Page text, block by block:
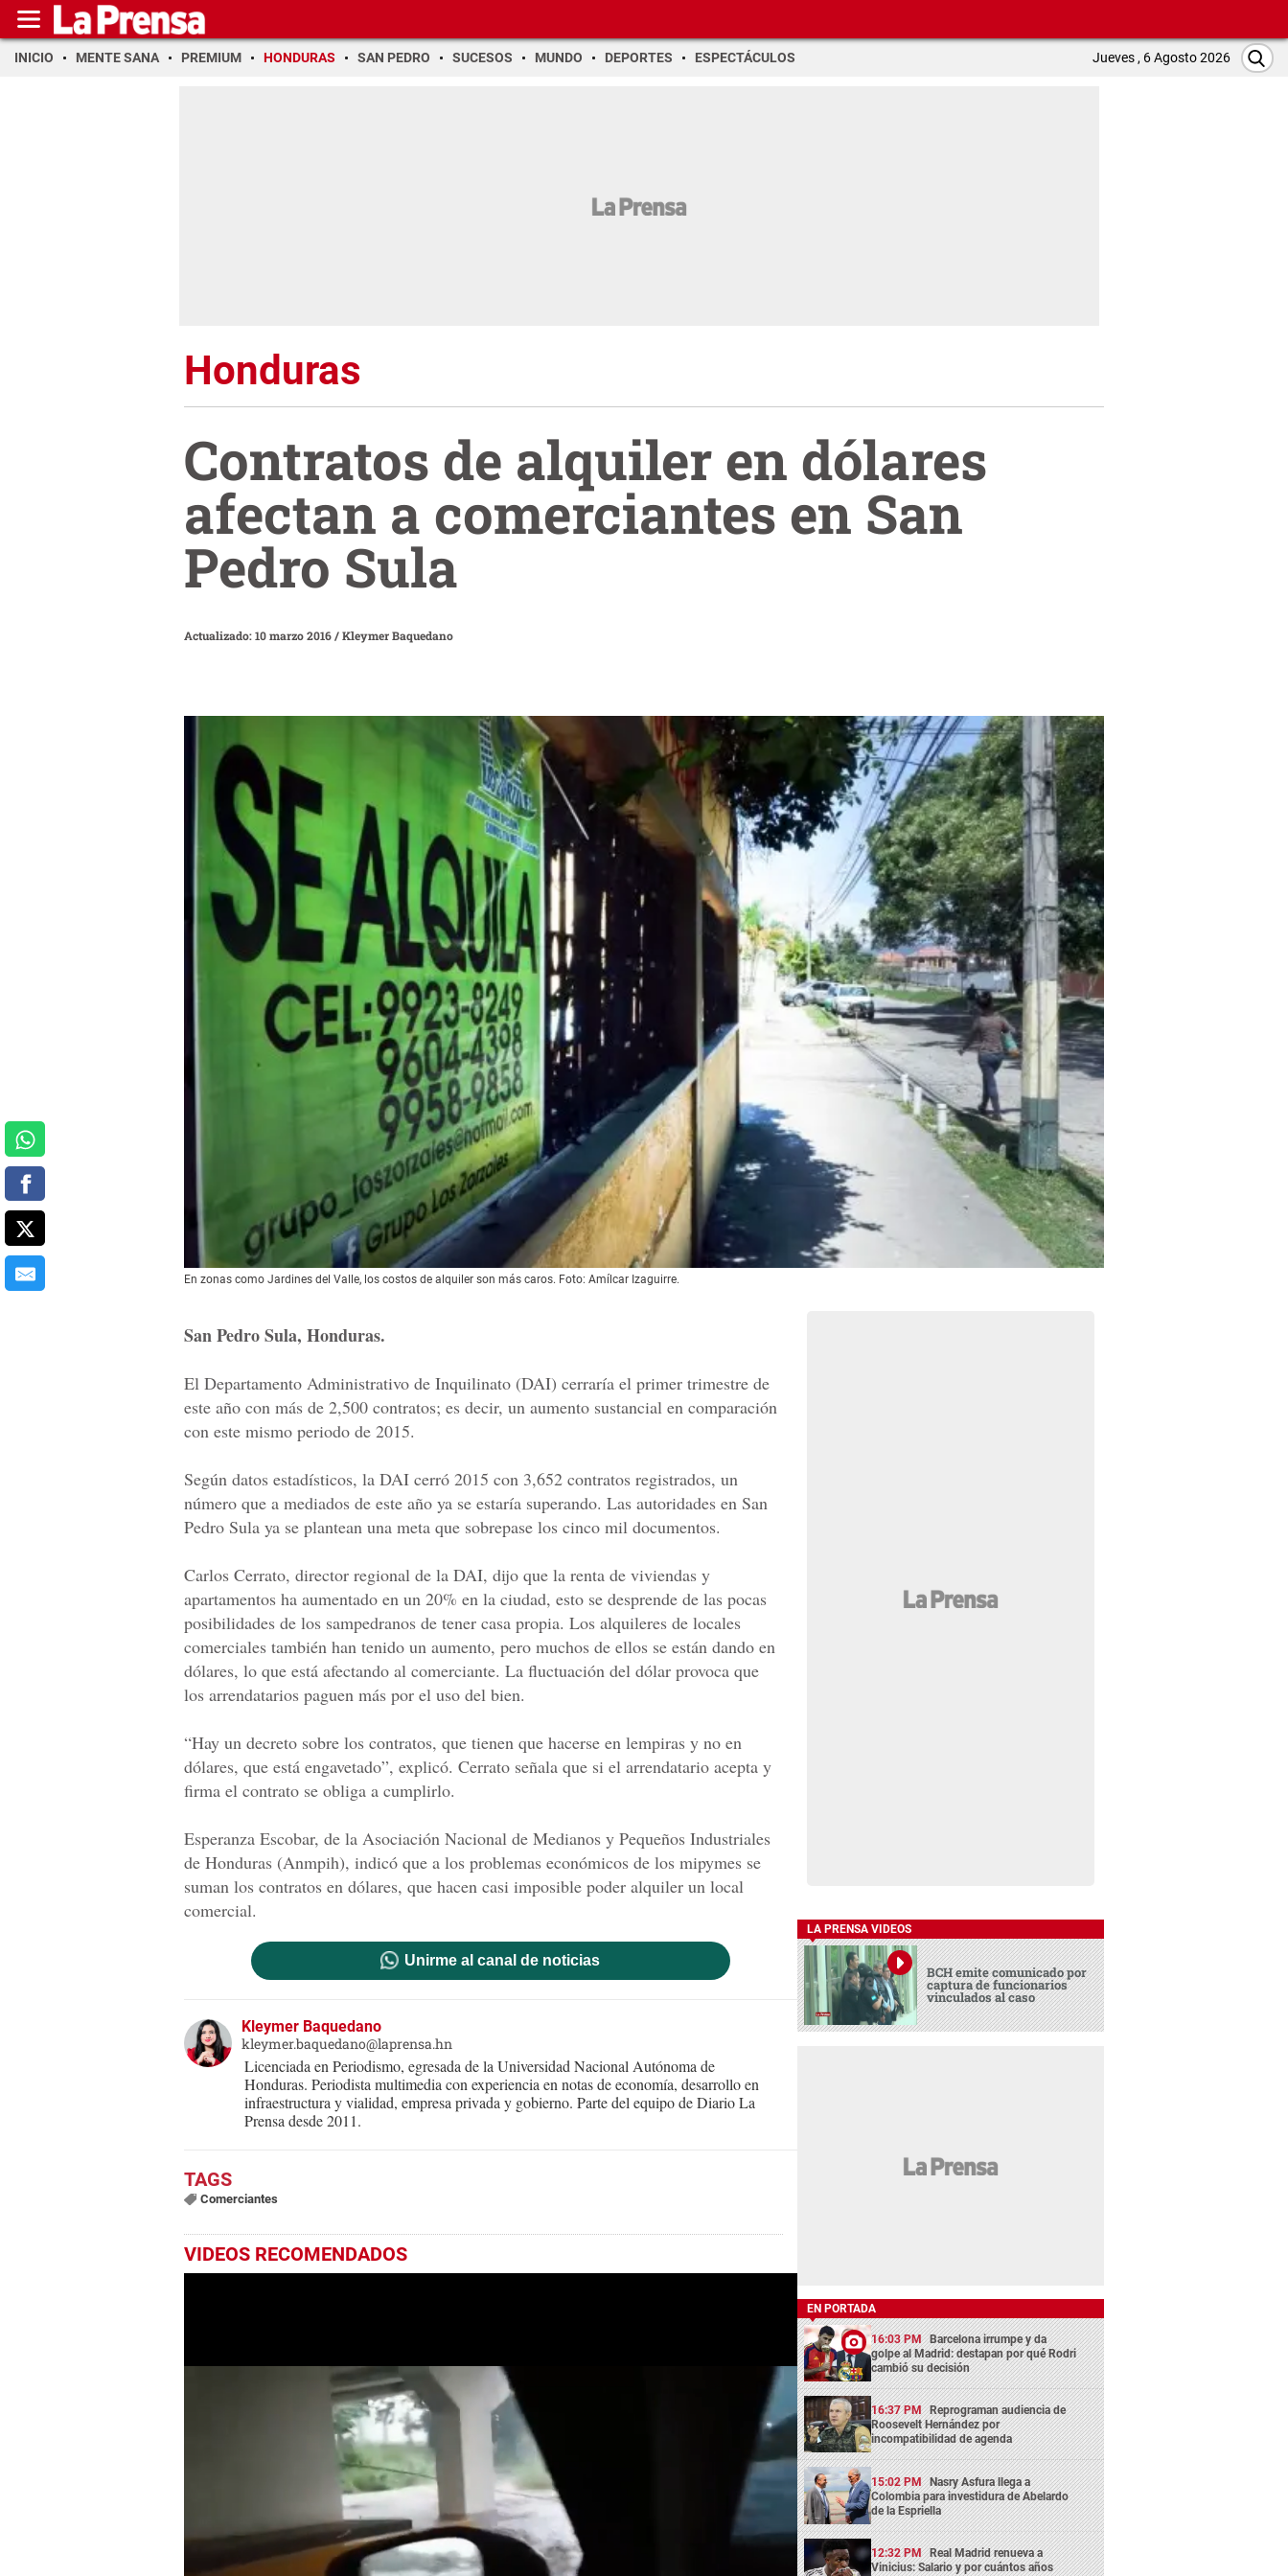
INICIO MENTE SANA PREMIUM HONDURAS SAN PEDRO SUCESOS MUNDO DEPORTES ESPECTÁCULOS Jueves , 6 Agosto 2026
Honduras
Contratos de alquiler en dólares
afectan a comerciantes en San
Pedro Sula
Actualizado: 10 marzo 2016/Kleymer Baquedano
En zonas como Jardines del Valle, los costos de alquiler son más caros. Foto: Amílcar Izaguirre.
San Pedro Sula, Honduras.
El Departamento Administrativo de Inquilinato (DAI) cerraría el primer trimestre de
este año con más de 2,500 contratos; es decir, un aumento sustancial en comparación
con este mismo periodo de 2015.
Según datos estadísticos, la DAI cerró 2015 con 3,652 contratos registrados, un
número que a mediados de este año ya se estaría superando. Las autoridades en San
Pedro Sula ya se plantean una meta que sobrepase los cinco mil documentos.
Carlos Cerrato, director regional de la DAI, dijo que la renta de viviendas y
apartamentos ha aumentado en un 20% en la ciudad, esto se desprende de las pocas
posibilidades de los sampedranos de tener casa propia. Los alquileres de locales
comerciales también han tenido un aumento, pero muchos de ellos se están dando en
dólares, lo que está afectando al comerciante. La fluctuación del dólar provoca que
los arrendatarios paguen más por el uso del bien.
“Hay un decreto sobre los contratos, que tienen que hacerse en lempiras y no en
dólares, que está engavetado”, explicó. Cerrato señala que si el arrendatario acepta y
firma el contrato se obliga a cumplirlo.
Esperanza Escobar, de la Asociación Nacional de Medianos y Pequeños Industriales
de Honduras (Anmpih), indicó que a los problemas económicos de los mipymes se
suman los contratos en dólares, que hacen casi imposible poder alquiler un local
comercial.
Unirme al canal de noticias
Kleymer Baquedano
kleymer.baquedano@laprensa.hn
Licenciada en Periodismo, egresada de la Universidad Nacional Autónoma de
Honduras. Periodista multimedia con experiencia en notas de economía, desarrollo en
infraestructura y vialidad, empresa privada y gobierno. Parte del equipo de Diario La
Prensa desde 2011.
Comerciantes
VIDEOS RECOMENDADOS
LA PRENSA VIDEOS
BCH emite comunicado por
captura de funcionarios
vinculados al caso
EN PORTADA
16:03 PM Barcelona irrumpe y da
golpe al Madrid: destapan por qué Rodri
cambió su decisión
16:37 PM Reprograman audiencia de
Roosevelt Hernández por
incompatibilidad de agenda
15:02 PM Nasry Asfura llega a
Colombia para investidura de Abelardo
de la Espriella
12:32 PM Real Madrid renueva a
Vinicius: Salario y por cuántos años